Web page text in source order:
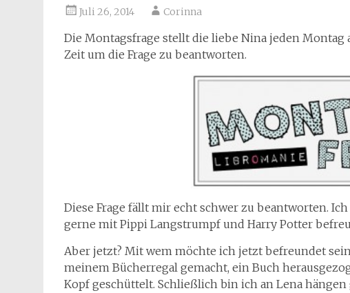
Juli 26, 2014 Corinna
Die Montagsfrage stellt die liebe Nina jeden Montag
Zeit um die Frage zu beantworten.
Diese Frage fällt mir echt schwer zu beantworten.
gerne mit Pippi Langstrumpf und Harry Potter
Aber jetzt? Mit wem möchte ich jetzt befreundet
meinem Bücherregal gemacht, ein Buch
Kopf geschüttelt. Schließlich bin ich an Lena hängen